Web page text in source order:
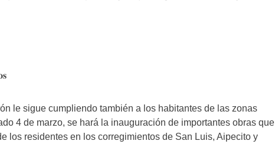
le sigue cumpliendo también a los habitantes de las zonas
4 de marzo, se hará la inauguración de importantes obras que
los residentes en los corregimientos de San Luis, Aipecito y